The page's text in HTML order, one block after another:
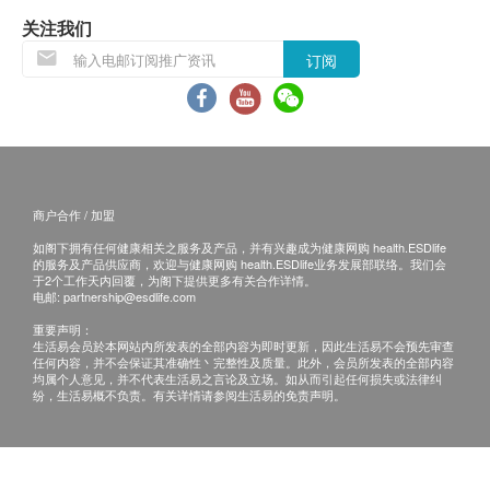
产品成份
Harpagophytum Procumbens (魔鬼爪公草) -
Chondroitin Sulfate(软骨素) - 35mg
储存方式
密封储存于阴凉处，避免阳光直射
注意事项
孕妇或哺乳期间请咨询医生指示；产品由天然植物
草本配制，于不同季节气候萃取或有可能出现转变
色泽(或深或浅)，属于正常现象，不会影响其质素
此产品没有根据《药剂业及毒药条例》或《中医药
当顾客收取已订购之货品时，有责任检查货品是否
有损毁情况，一经确认签收，恕不接受退换。
退换产品必须包装完整，如退换之产品有任何残缺
或过期退回，供应商有权不受理。
电邮: info@gwellhk.com
查询热线：2310 7088
关注我们
订阅
商户合作 / 加盟
如阁下拥有任何健康相关之服务及产品，并有兴趣成为健康网购 health.ESDlife
的服务及产品供应商，欢迎与健康网购 health.ESDlife业务发展部联络。我们会
于2个工作天内回覆，为阁下提供更多有关合作详情。
电邮: partnership@esdlife.com
重要声明：
生活易会员於本网站内所发表的全部内容为即时更新，因此生活易不会预先审查
任何内容，并不会保证其准确性丶完整性及质量。此外，会员所发表的全部内容
均属个人意见，并不代表生活易之言论及立场。如从而引起任何损失或法律纠
纷，生活易概不负责。有关详情请参阅生活易的免责声明。